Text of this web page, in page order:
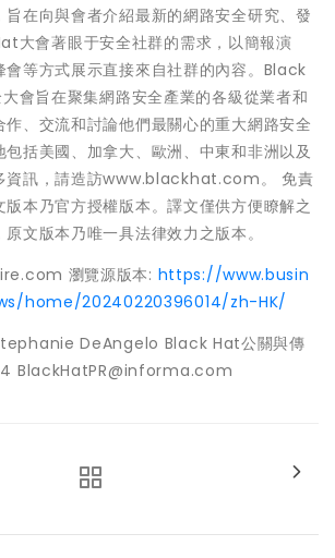
在向與會者介紹最新的網路安全研究、發
大會著眼于安全社群的需求，以簡報演
會等方式展示直接來自社群的內容。Black
會旨在聚集網路安全產業的各級從業者和
、交流和討論他們最關心的重大網路安全
括美國、加拿大、歐洲、中東和非洲以及
資訊，請造訪www.blackhat.com。 免責
本乃官方授權版本。譯文僅供方便瞭解之
文版本乃唯一具法律效力之版本。
瀏覽源版本: https://www.busin
home/20240220396014/zh-HK/
DeAngelo Black Hat公關與傳
BlackHatPR@informa.com